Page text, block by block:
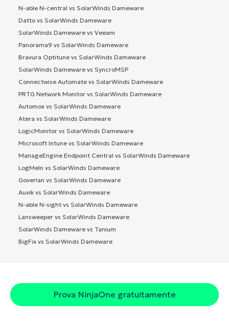
N-able N-central vs SolarWinds Dameware
Datto vs SolarWinds Dameware
SolarWinds Dameware vs Veeam
Panorama9 vs SolarWinds Dameware
Bravura Optitune vs SolarWinds Dameware
SolarWinds Dameware vs SyncroMSP
Connectwise Automate vs SolarWinds Dameware
PRTG Network Monitor vs SolarWinds Dameware
Automox vs SolarWinds Dameware
Atera vs SolarWinds Dameware
LogicMonitor vs SolarWinds Dameware
Microsoft Intune vs SolarWinds Dameware
ManageEngine Endpoint Central vs SolarWinds Dameware
LogMeIn vs SolarWinds Dameware
Goverlan vs SolarWinds Dameware
Auvik vs SolarWinds Dameware
N-able N-sight vs SolarWinds Dameware
Lansweeper vs SolarWinds Dameware
SolarWinds Dameware vs Tanium
BigFix vs SolarWinds Dameware
Prova NinjaOne gratuitamente